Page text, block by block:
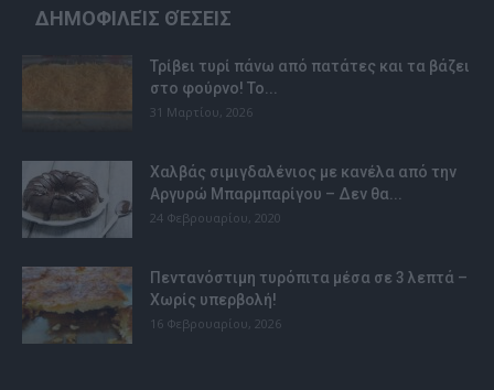
ΔΗΜΟΦΙΛΕΊΣ ΘΈΣΕΙΣ
Τρίβει τυρί πάνω από πατάτες και τα βάζει
στο φούρνο! Το...
31 Μαρτίου, 2026
Χαλβάς σιμιγδαλένιος με κανέλα από την
Αργυρώ Μπαρμπαρίγου – Δεν θα...
24 Φεβρουαρίου, 2020
Πεντανόστιμη τυρόπιτα μέσα σε 3 λεπτά –
Χωρίς υπερβολή!
16 Φεβρουαρίου, 2026